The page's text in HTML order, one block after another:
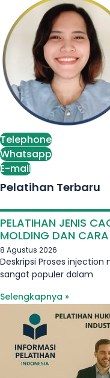
Telephone
Whatsapp
E-mail
Pelatihan Terbaru
PELATIHAN JENIS
MOLDING DAN
8 Agustus 2026
Deskripsi Proses
sangat populer dalam
Selengkapnya »